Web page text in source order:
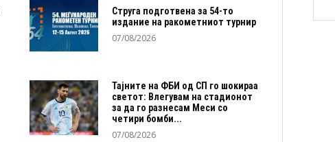
Струга подготвена за 54-то
издание на ракометниот турнир
07/08/2026
Тајните на ФБИ од СП го шокираа
светот: Влегувам на стадионот
за да го разнесам Меси со
четири бомби...
07/08/2026